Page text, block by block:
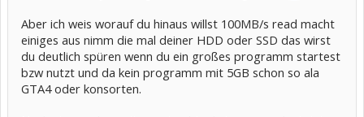
Aber ich weis worauf du hinaus willst 100MB/s read macht
einiges aus nimm die mal deiner HDD oder SSD das wirst
du deutlich spüren wenn du ein großes programm startest
bzw nutzt und da kein programm mit 5GB schon so ala
GTA4 oder konsorten.